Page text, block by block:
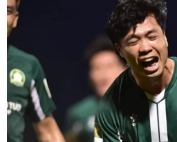
Tạm giam nguyên Giám
VEAM Phạm Vũ Hải
15/04/2021 03:21
Nguyên Giám đốc Nhà máy ôtô